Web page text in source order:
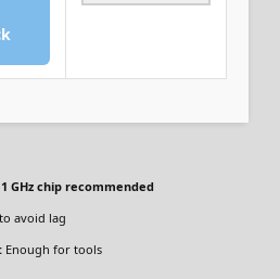
GHz chip recommended
avoid lag
Enough for tools